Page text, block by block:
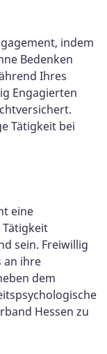
indem
Be­denken
Ihres
Engagierten
Tätigkeit bei
eine
sein. Freiwillig
an ihre
dem
Hessen zu